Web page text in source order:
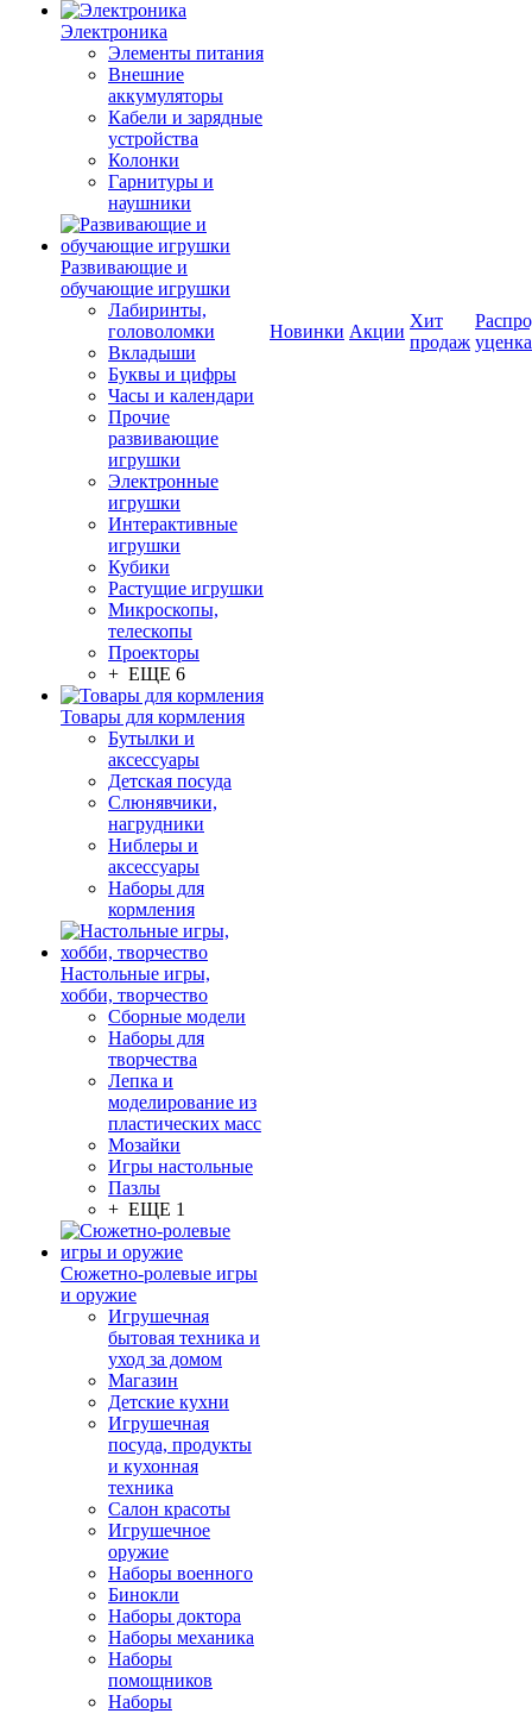
Электроника
Элементы питания
Внешние
аккумуляторы
Кабели и зарядные
устройства
Колонки
Гарнитуры и
наушники
Развивающие и
обучающие игрушки
Лабиринты,
головоломки
Вкладыши
Буквы и цифры
Часы и календари
Прочие
развивающие
игрушки
Электронные
игрушки
Интерактивные
игрушки
Кубики
Растущие игрушки
Микроскопы,
телескопы
Проекторы
+ ЕЩЕ 6
Товары для кормления
Бутылки и
аксессуары
Детская посуда
Слюнявчики,
нагрудники
Ниблеры и
аксессуары
Наборы для
кормления
Настольные игры,
хобби, творчество
Сборные модели
Наборы для
творчества
Лепка и
моделирование из
пластических масс
Мозайки
Игры настольные
Пазлы
+ ЕЩЕ 1
Сюжетно-ролевые игры
и оружие
Игрушечная
бытовая техника и
уход за домом
Магазин
Детские кухни
Игрушечная
посуда, продукты
и кухонная
техника
Салон красоты
Игрушечное
оружие
Наборы военного
Бинокли
Наборы доктора
Наборы механика
Наборы
помощников
Наборы
Новинки Акции
Хит
продаж уценка